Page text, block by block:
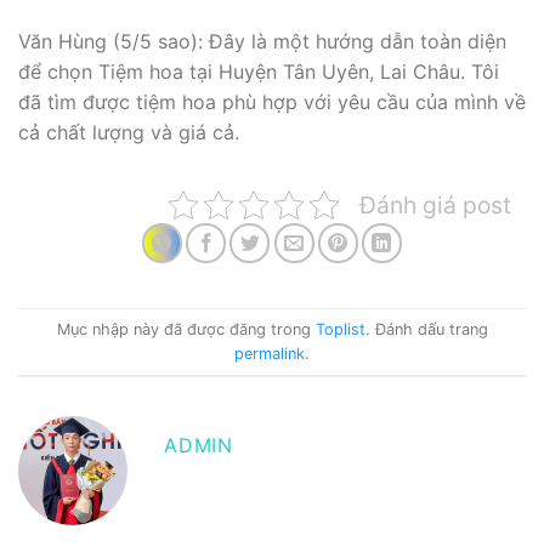
Văn Hùng (5/5 sao): Đây là một hướng dẫn toàn diện
để chọn Tiệm hoa tại Huyện Tân Uyên, Lai Châu. Tôi
đã tìm được tiệm hoa phù hợp với yêu cầu của mình về
cả chất lượng và giá cả.
Đánh giá post
Mục nhập này đã được đăng trong Toplist. Đánh dấu trang
permalink.
ADMIN